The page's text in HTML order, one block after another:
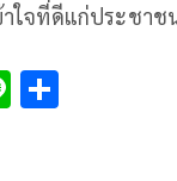
าใจที่ดีแก่ประชา
Li